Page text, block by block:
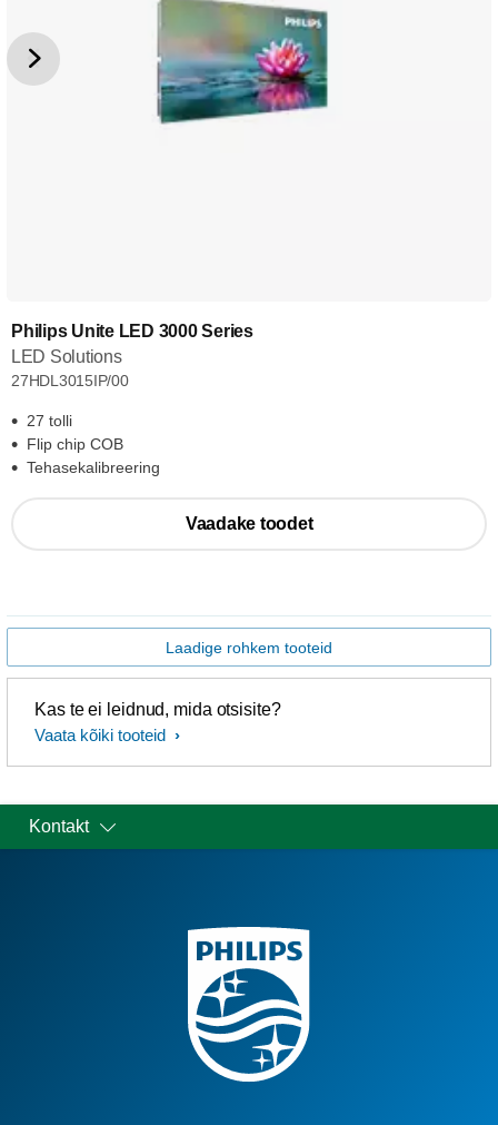
Philips Unite LED 3000 Series
LED Solutions
27HDL3015IP/00
27 tolli
Flip chip COB
Tehasekalibreering
Vaadake toodet
Laadige rohkem tooteid
Kas te ei leidnud, mida otsisite?
Vaata kõiki tooteid
Kontakt